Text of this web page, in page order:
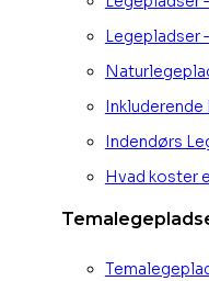
Legepladser
Indendørs
Hvad koster